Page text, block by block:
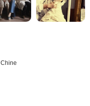
Chine